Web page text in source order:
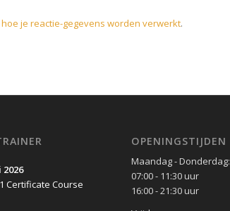
hoe je reactie-gegevens worden verwerkt.
Certificate Course
OPENINGSTIJDEN
Maandag - Donderdag:
07:00 - 11:30 uur
16:00 - 21:30 uur